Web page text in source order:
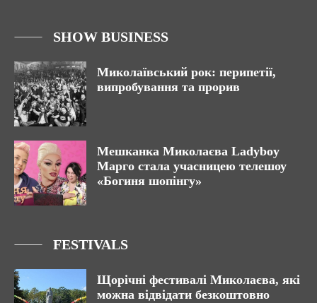
SHOW BUSINESS
Миколаївський рок: перипетії,
випробування та прорив
Мешканка Миколаєва Ladyboy
Марго стала учасницею телешоу
«Богиня шопінгу»
FESTIVALS
Щорічні фестивалі Миколаєва, які
можна відвідати безкоштовно